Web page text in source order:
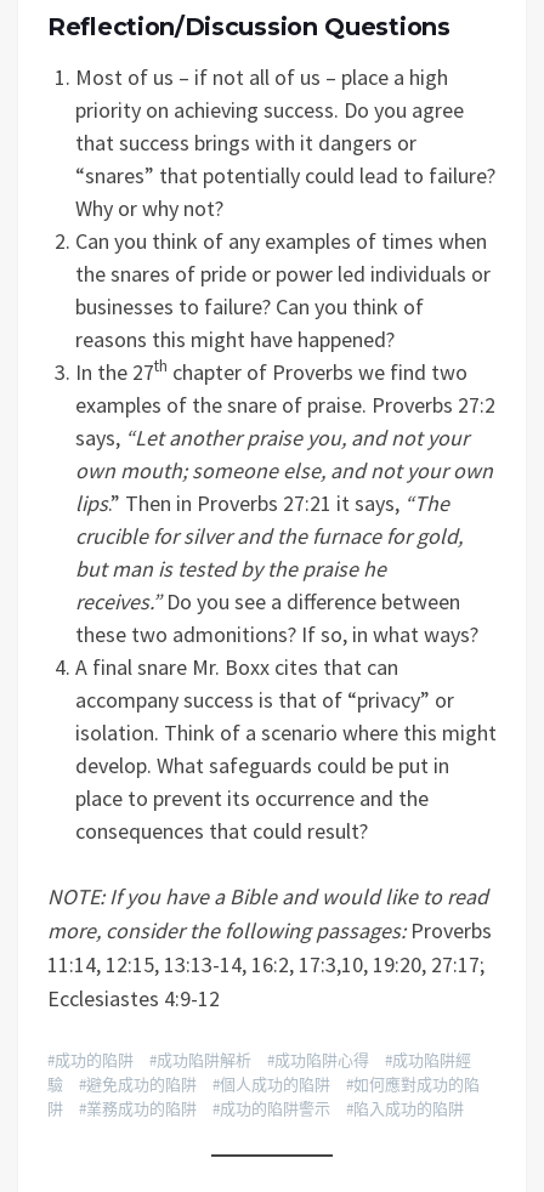
Reflection/Discussion Questions
Most of us – if not all of us – place a high
priority on achieving success. Do you agree
that success brings with it dangers or
“snares” that potentially could lead to failure?
Why or why not?
Can you think of any examples of times when
the snares of pride or power led individuals or
businesses to failure? Can you think of
reasons this might have happened?
In the 27th chapter of Proverbs we find two
examples of the snare of praise. Proverbs 27:2
says, “Let another praise you, and not your
own mouth; someone else, and not your own
lips.” Then in Proverbs 27:21 it says, “The
crucible for silver and the furnace for gold,
but man is tested by the praise he
receives.”Do you see a difference between
these two admonitions? If so, in what ways?
A final snare Mr. Boxx cites that can
accompany success is that of “privacy” or
isolation. Think of a scenario where this might
develop. What safeguards could be put in
place to prevent its occurrence and the
consequences that could result?
NOTE: If you have a Bible and would like to read
more, consider the following passages:Proverbs
11:14, 12:15, 13:13-14, 16:2, 17:3,10, 19:20, 27:17;
Ecclesiastes 4:9-12
#成功的陷阱 #成功陷阱解析 #成功陷阱心得 #成功陷阱經
驗 #避免成功的陷阱 #個人成功的陷阱 #如何應對成功的陷
阱 #業務成功的陷阱 #成功的陷阱警示 #陷入成功的陷阱